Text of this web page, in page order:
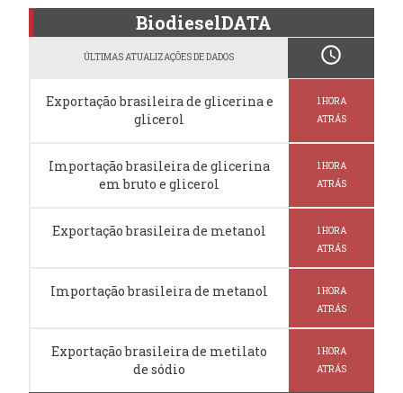
BiodieselDATA
ÚLTIMAS ATUALIZAÇÕES DE DADOS schedule
Exportação brasileira de glicerina e
glicerol
1 HORA
ATRÁS
Importação brasileira de glicerina
em bruto e glicerol
1 HORA
ATRÁS
Exportação brasileira de metanol
1 HORA
ATRÁS
Importação brasileira de metanol
1 HORA
ATRÁS
Exportação brasileira de metilato
de sódio
1 HORA
ATRÁS